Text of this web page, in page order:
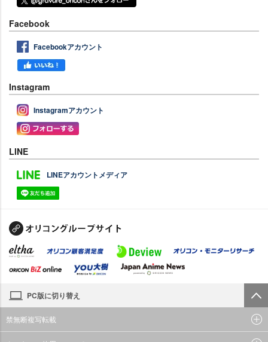
Facebook
Facebookアカウント
Instagram
Instagramアカウント
LINE
LINEアカウントメディア
PC版に切り替え
禁無断複写転載